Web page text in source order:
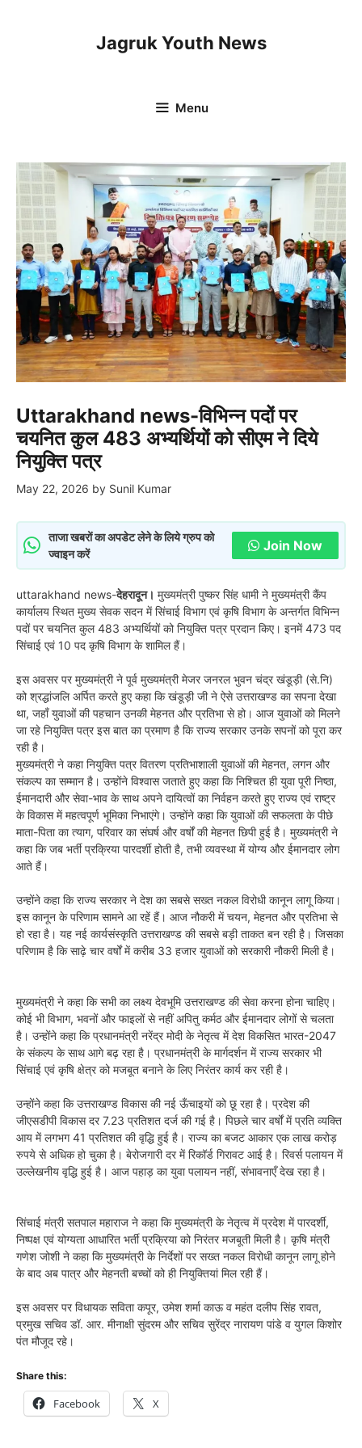
Jagruk Youth News
Menu
Uttarakhand news-विभिन्न पदों पर
चयनित कुल 483 अभ्यर्थियों को सीएम ने दिये
नियुक्ति पत्र
May 22, 2026 by Sunil Kumar
ताजा खबरों का अपडेट लेने के लिये ग्रुप को
ज्वाइन करें
Join Now
uttarakhand news-देहरादून। मुख्यमंत्री पुष्कर सिंह धामी ने मुख्यमंत्री कैंप
कार्यालय स्थित मुख्य सेवक सदन में सिंचाई विभाग एवं कृषि विभाग के अन्तर्गत विभिन्न
पदों पर चयनित कुल 483 अभ्यर्थियों को नियुक्ति पत्र प्रदान किए। इनमें 473 पद
सिंचाई एवं 10 पद कृषि विभाग के शामिल हैं।
इस अवसर पर मुख्यमंत्री ने पूर्व मुख्यमंत्री मेजर जनरल भुवन चंद्र खंडूड़ी (से.नि)
को श्रद्धांजलि अर्पित करते हुए कहा कि खंडूड़ी जी ने ऐसे उत्तराखण्ड का सपना देखा
था, जहाँ युवाओं की पहचान उनकी मेहनत और प्रतिभा से हो। आज युवाओं को मिलने
जा रहे नियुक्ति पत्र इस बात का प्रमाण है कि राज्य सरकार उनके सपनों को पूरा कर
रही है।
मुख्यमंत्री ने कहा नियुक्ति पत्र वितरण प्रतिभाशाली युवाओं की मेहनत, लगन और
संकल्प का सम्मान है। उन्होंने विश्वास जताते हुए कहा कि निश्चित ही युवा पूरी निष्ठा,
ईमानदारी और सेवा-भाव के साथ अपने दायित्वों का निर्वहन करते हुए राज्य एवं राष्ट्र
के विकास में महत्वपूर्ण भूमिका निभाएंगे। उन्होंने कहा कि युवाओं की सफलता के पीछे
माता-पिता का त्याग, परिवार का संघर्ष और वर्षों की मेहनत छिपी हुई है। मुख्यमंत्री ने
कहा कि जब भर्ती प्रक्रिया पारदर्शी होती है, तभी व्यवस्था में योग्य और ईमानदार लोग
आते हैं।
उन्होंने कहा कि राज्य सरकार ने देश का सबसे सख्त नकल विरोधी कानून लागू किया।
इस कानून के परिणाम सामने आ रहें हैं। आज नौकरी में चयन, मेहनत और प्रतिभा से
हो रहा है। यह नई कार्यसंस्कृति उत्तराखण्ड की सबसे बड़ी ताकत बन रही है। जिसका
परिणाम है कि साढ़े चार वर्षों में करीब 33 हजार युवाओं को सरकारी नौकरी मिली है।
मुख्यमंत्री ने कहा कि सभी का लक्ष्य देवभूमि उत्तराखण्ड की सेवा करना होना चाहिए।
कोई भी विभाग, भवनों और फाइलों से नहीं अपितु कर्मठ और ईमानदार लोगों से चलता
है। उन्होंने कहा कि प्रधानमंत्री नरेंद्र मोदी के नेतृत्व में देश विकसित भारत-2047
के संकल्प के साथ आगे बढ़ रहा है। प्रधानमंत्री के मार्गदर्शन में राज्य सरकार भी
सिंचाई एवं कृषि क्षेत्र को मजबूत बनाने के लिए निरंतर कार्य कर रही है।
उन्होंने कहा कि उत्तराखण्ड विकास की नई ऊँचाइयों को छू रहा है। प्रदेश की
जीएसडीपी विकास दर 7.23 प्रतिशत दर्ज की गई है। पिछले चार वर्षों में प्रति व्यक्ति
आय में लगभग 41 प्रतिशत की वृद्धि हुई है। राज्य का बजट आकार एक लाख करोड़
रुपये से अधिक हो चुका है। बेरोजगारी दर में रिकॉर्ड गिरावट आई है। रिवर्स पलायन में
उल्लेखनीय वृद्धि हुई है। आज पहाड़ का युवा पलायन नहीं, संभावनाएँ देख रहा है।
सिंचाई मंत्री सतपाल महाराज ने कहा कि मुख्यमंत्री के नेतृत्व में प्रदेश में पारदर्शी,
निष्पक्ष एवं योग्यता आधारित भर्ती प्रक्रिया को निरंतर मजबूती मिली है। कृषि मंत्री
गणेश जोशी ने कहा कि मुख्यमंत्री के निर्देशों पर सख्त नकल विरोधी कानून लागू होने
के बाद अब पात्र और मेहनती बच्चों को ही नियुक्तियां मिल रही हैं।
इस अवसर पर विधायक सविता कपूर, उमेश शर्मा काऊ व महंत दलीप सिंह रावत,
प्रमुख सचिव डॉ. आर. मीनाक्षी सुंदरम और सचिव सुरेंद्र नारायण पांडे व युगल किशोर
पंत मौजूद रहे।
Share this:
Facebook X